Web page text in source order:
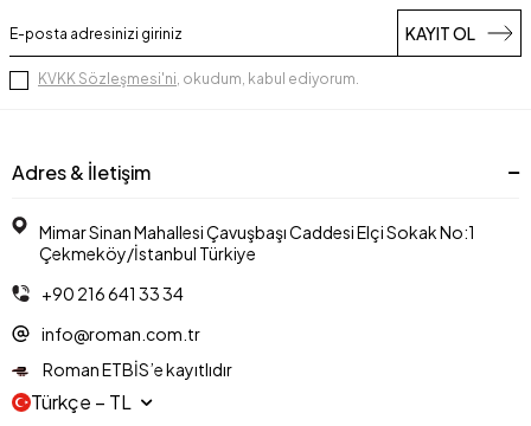
KAYIT OL
KVKK Sözleşmesi'ni, okudum, kabul ediyorum.
Adres & İletişim
Mimar Sinan Mahallesi Çavuşbaşı Caddesi Elçi Sokak No:1
Çekmeköy/İstanbul Türkiye
+90 216 641 33 34
info@roman.com.tr
Roman ETBİS’e kayıtlıdır
Türkçe − TL